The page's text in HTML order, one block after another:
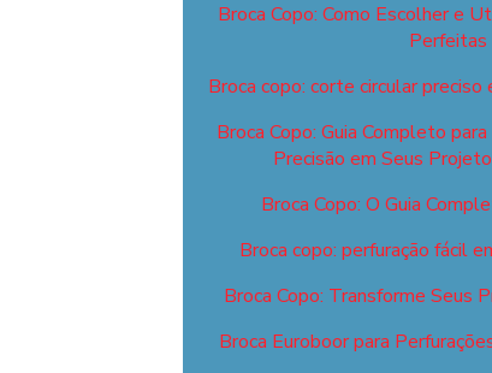
Broca Copo: Como Escolher e
Perfeitas
Broca copo: corte circular
Broca Copo: Guia Completo
Precisão em Seus
Broca Copo: O Guia
Broca copo: perfuração fácil
Broca Copo: Transforme Seus
Broca Euroboor para